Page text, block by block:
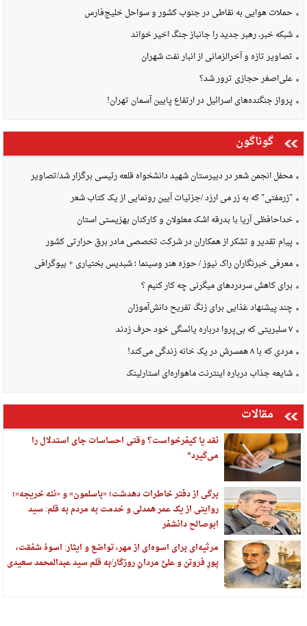
حملات هوایی به نقاطی در جنوب کشور و سواحل خلیج‌فارس
شبکه خبر، رهبر جدید را جانباز جنگ اخیر خواند
تصاویر تازه و آخرالزمانی از انبار نفت شهران
علی‌اصغر حجازی ترور شد؟
پرواز جنگنده‌های اسرائیل در ارتفاع پایین آسمان تهران!
گوناگون
محفل انجمن شعر در دبیرستان شهید دانشخواه قلعه رئیسی برگزار شد/تصاویر
"زرمفتی" که به زر می ارزد /جزئیات آیین رونمایی از یک کتاب شعر
خداحافظی آریا با بدرقه اشک معلولان و کارکنان بهزیستی استان
پیام تقدیر و تشکر از همکاران در شرکت تخصصی مادر برق حرارتی کشور
معرفی خبرنگاران راک نیوز / حوزه هنر وسینما ؛ شبدیس بختیاری + بیوگرافی
برای کاهش سردردهای میگرنی چه کار کنیم ؟
چند پیشنهاد غذایی برای زنگ تفریح دانش‌آموزان
۷ سلبریتی که بی‌پروا درباره یائسگی خود حرف زدند
مردی که با ۸ همسرش در یک خانه زندگی می‌کند!
شایعه جذاب درباره اینترنت ماهواره‌ای استارلینک
مقالات
نقد یا کیفرخواست؟ وقتی احساسات جای استدلال را
می‌گیرد*
برگی از دفتر خاطرات دهدشت؛ «باسلمون» و «ننه خریجه»؛
روایتی از یک عمر همدلی و خدمت به مردم به قلم: سید
ابوصالح دانشفر
مرثیه‌ای برای اسوه‌ای از مهر، تواضع و ایثار: اسوهٔ شفقت،
پورِ فروتن و علیِّ مردانِ روزگار/به قلم سید عبدالمحمد سعیدی